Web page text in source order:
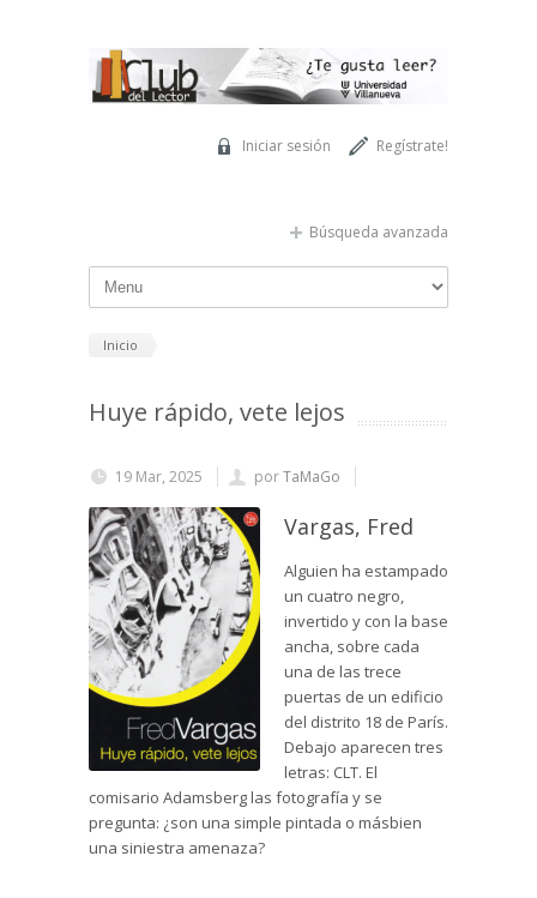
Regístrate!
Iniciar sesión
Búsqueda avanzada
Inicio
Huye rápido, vete lejos
19 Mar, 2025 porTaMaGo
Vargas, Fred
Alguien ha estampado
un cuatro negro,
invertido y con la base
ancha, sobre cada
una de las trece
puertas de un edificio
del distrito 18 de París.
Debajo aparecen tres
letras: CLT. El
comisario Adamsberg las fotografía y se
pregunta: ¿son una simple pintada o másbien
una siniestra amenaza?